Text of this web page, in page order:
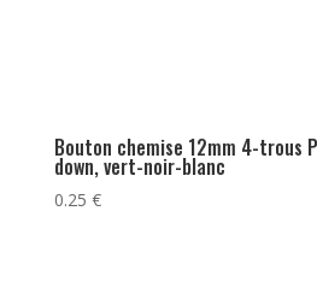
Bouton chemise 12mm 4-
down, vert-noir-blanc
0.25 €